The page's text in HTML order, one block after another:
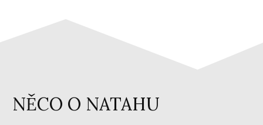
NĚCO O NATAHU